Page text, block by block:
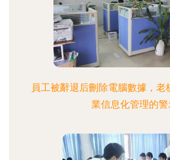
員工被辭退后刪除電腦數據，
業信息化管理的